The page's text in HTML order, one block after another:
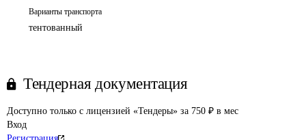
Варианты транспорта
тентованный
Тендерная документация
Доступно только с лицензией «Тендеры» за 750 ₽ в мес
Вход